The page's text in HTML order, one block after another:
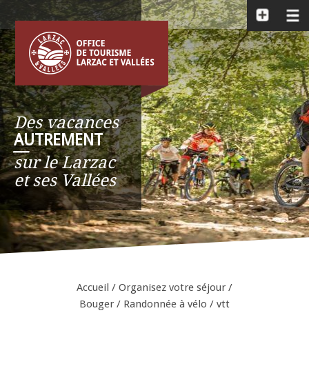
Des vacances
AUTREMENT
__
sur le Larzac
et ses Vallées
Accueil / Organisez votre séjour /
Bouger / Randonnée à vélo / vtt